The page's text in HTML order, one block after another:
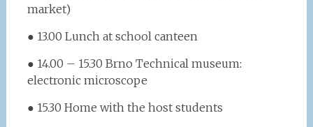
market)
● 13.00 Lunch at school canteen
● 14.00 – 15.30 Brno Technical museum:
electronic microscope
● 15.30 Home with the host students